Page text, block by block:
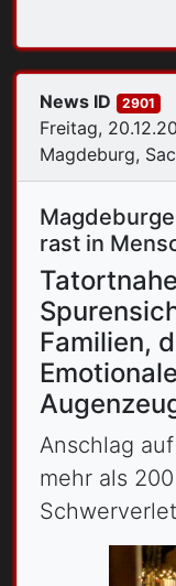
Freitag,
Magdeburg,
News ID 2901
rast in
Familien,
Anschlag
mehr als